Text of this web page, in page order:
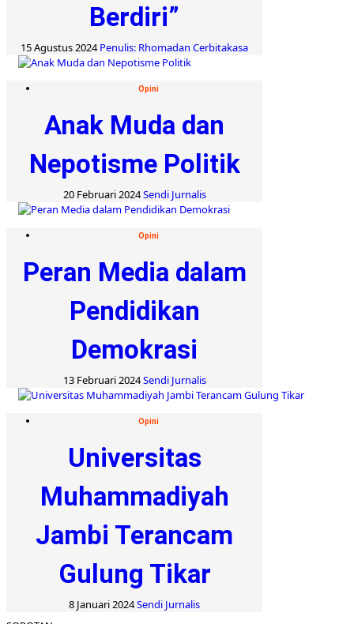
Berdiri”
15 Agustus 2024Penulis: Rhomadan Cerbitakasa
Opini
Anak Muda dan
Nepotisme Politik
20 Februari 2024Sendi Jurnalis
Opini
Peran Media dalam
Pendidikan
Demokrasi
13 Februari 2024Sendi Jurnalis
Opini
Universitas
Muhammadiyah
Jambi Terancam
Gulung Tikar
8 Januari 2024Sendi Jurnalis